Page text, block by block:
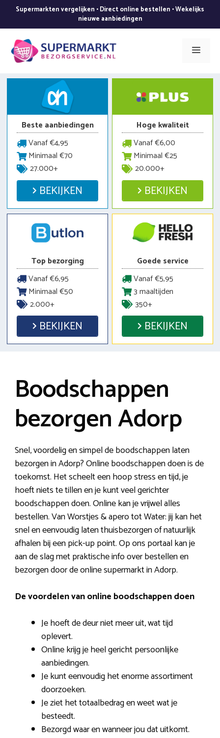
de
inhoud
Supermarkten vergelijken • Direct online bestellen • Wekelijks
nieuwe aanbiedingen
Menu
Beste aanbiedingen
Vanaf €4,95
Minimaal €70
27.000+
BEKIJKEN
Hoge kwaliteit
Vanaf €6,00
Minimaal €25
20.000+
BEKIJKEN
Top bezorging
Vanaf €6,95
Minimaal €50
2.000+
BEKIJKEN
Goede service
Vanaf €5,95
3 maaltijden
350+
BEKIJKEN
Boodschappen
bezorgen Adorp
Snel, voordelig en simpel de boodschappen laten
bezorgen in Adorp? Online boodschappen doen is de
toekomst. Het scheelt een hoop stress en tijd, je
hoeft niets te tillen en je kunt veel gerichter
boodschappen doen. Online kan je vrijwel alles
bestellen. Van Worstjes & apero tot Water: jij kan het
snel en eenvoudig laten thuisbezorgen of natuurlijk
afhalen bij een pick-up point. Op ons portaal kan je
aan de slag met praktische info over bestellen en
bezorgen door de online supermarkt in Adorp.
De voordelen van online boodschappen doen
Je hoeft de deur niet meer uit, wat tijd
oplevert.
Online krijg je heel gericht persoonlijke
aanbiedingen.
Je kunt eenvoudig het enorme assortiment
doorzoeken.
Je ziet het totaalbedrag en weet wat je
besteedt.
Bezorgd waar en wanneer jou dat uitkomt.